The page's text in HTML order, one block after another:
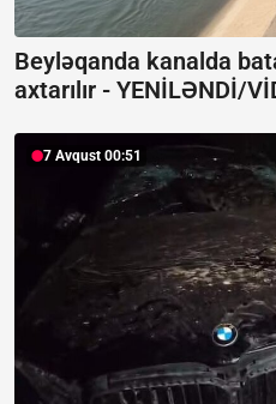
Beyləqanda kanalda
axtarılır - YENİLƏNDİ/
7 Avqust 00:51